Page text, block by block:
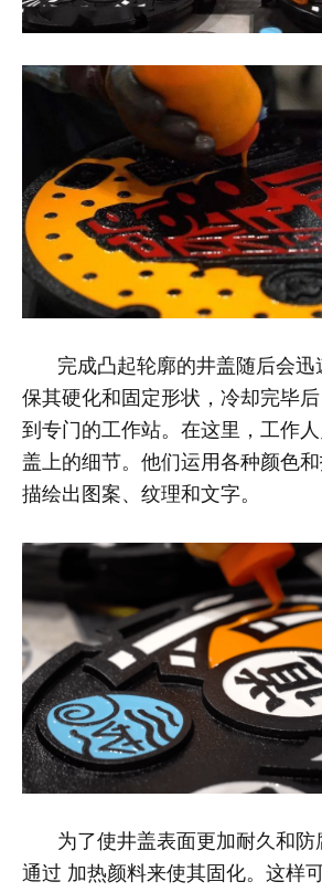
完成凸起轮廓的井盖随后会迅
保其硬化和固定形状，冷却完毕
到专门的工作站。在这里，工作人
盖上的细节。他们运用各种颜色
描绘出图案、纹理和文字。
为了使井盖表面更加耐久和防
通过 加热颜料来使其固化。这样